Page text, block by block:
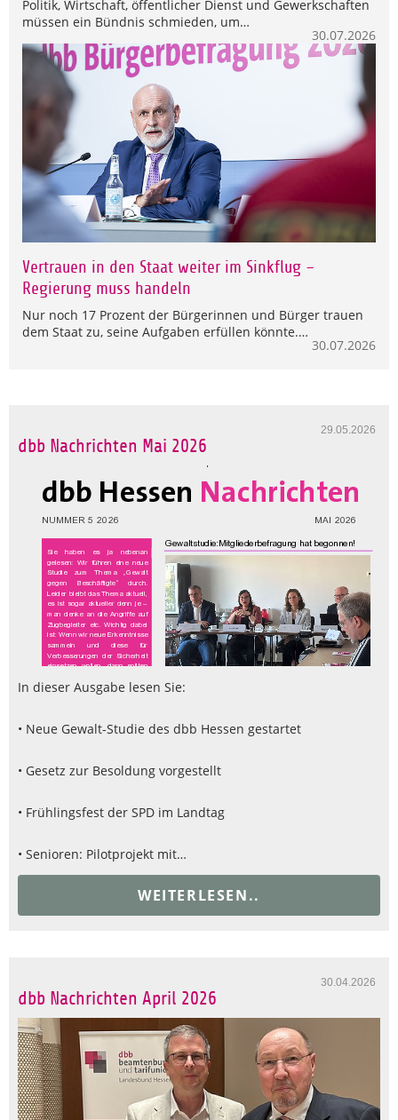
Politik, Wirtschaft, öffentlicher Dienst und Gewerkschaften
müssen ein Bündnis schmieden, um…
30.07.2026
Vertrauen in den Staat weiter im Sinkflug –
Regierung muss handeln
Nur noch 17 Prozent der Bürgerinnen und Bürger trauen
dem Staat zu, seine Aufgaben erfüllen könnte.…
30.07.2026
29.05.2026
dbb Nachrichten Mai 2026
In dieser Ausgabe lesen Sie:
• Neue Gewalt-Studie des dbb Hessen gestartet
• Gesetz zur Besoldung vorgestellt
• Frühlingsfest der SPD im Landtag
• Senioren: Pilotprojekt mit…
WEITERLESEN..
30.04.2026
dbb Nachrichten April 2026